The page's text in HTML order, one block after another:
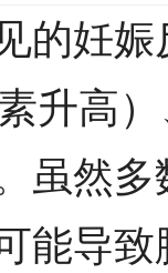
的妊
素升高
虽然
能导